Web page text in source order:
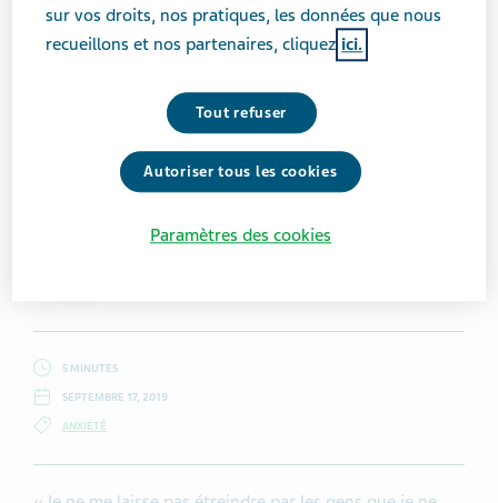
5 MINUTES
SEPTEMBRE 17, 2019
ANXIÉTÉ
sur vos droits, nos pratiques, les données que nous
recueillons et nos partenaires, cliquez ici.
Tout refuser
Autoriser tous les cookies
Paramètres des cookies